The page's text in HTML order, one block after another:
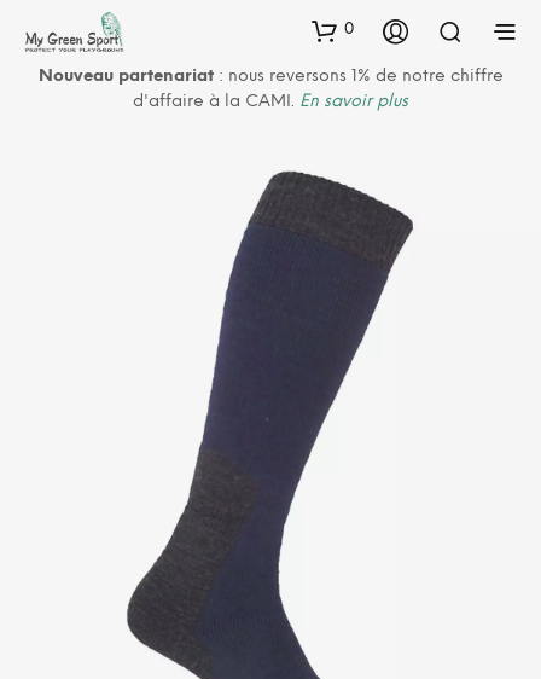
0
Nouveau partenariat: nous reversons 1% de notre chiffre
d'affaire à la CAMI. En savoir plus